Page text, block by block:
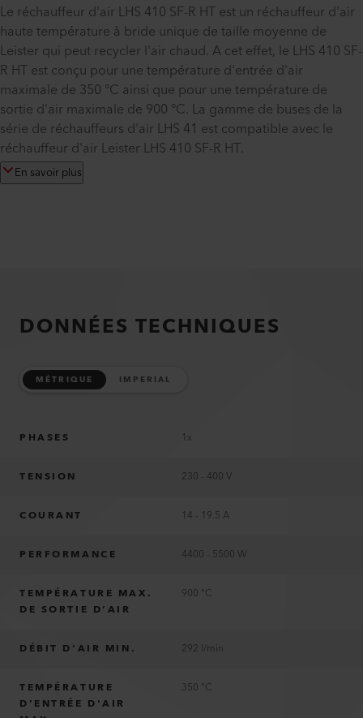
Le réchauffeur d'air LHS 410 SF-R HT est un réchauffeur d'air
haute température à bride unique de taille moyenne de
Leister qui peut recycler l'air chaud. A cet effet, le LHS 410 SF-
R HT est conçu pour une température d'entrée d'air
maximale de 350 °C ainsi que pour une température de
sortie d'air maximale de 900 °C. La gamme de buses de la
série de réchauffeurs d'air LHS 41 est compatible avec le
réchauffeur d'air Leister LHS 410 SF-R HT.
En savoir plus
DONNÉES TECHNIQUES
MÉTRIQUE IMPERIAL
PHASES 1x
TENSION 230 - 400 V
COURANT 14 - 19.5 A
PERFORMANCE 4400 - 5500 W
TEMPÉRATURE MAX.
DE SORTIE D’AIR
900 °C
DÉBIT D’AIR MIN. 292 l/min
TEMPÉRATURE
D’ENTRÉE D'AIR
350 °C